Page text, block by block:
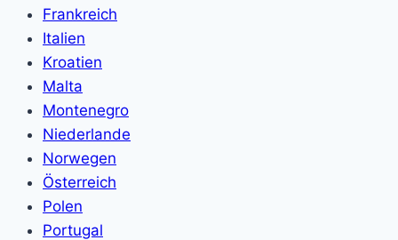
Frankreich
Italien
Kroatien
Malta
Montenegro
Niederlande
Norwegen
Österreich
Polen
Portugal